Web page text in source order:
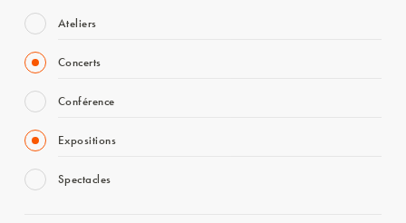
Ateliers
Concerts
Conférence
Expositions
Spectacles